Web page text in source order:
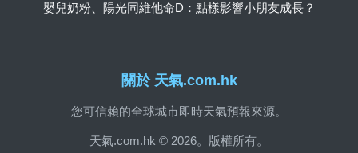
關於 天氣.com.hk
您可信賴的全球城市即時天氣預報來源。
天氣.com.hk © 2026。版權所有。
嬰兒奶粉、陽光同維他命D：點樣影響小朋友成長？